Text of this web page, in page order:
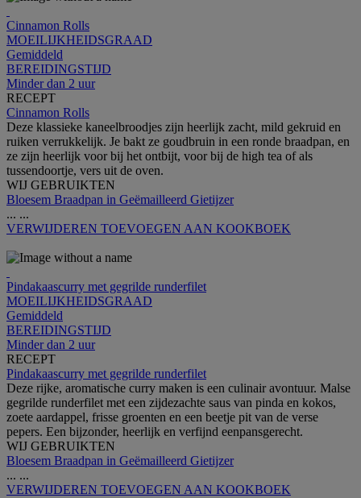
Cinnamon Rolls
MOEILIJKHEIDSGRAAD
Gemiddeld
BEREIDINGSTIJD
Minder dan 2 uur
RECEPT
Cinnamon Rolls
Deze klassieke kaneelbroodjes zijn heerlijk zacht, mild gekruid en
ruiken verrukkelijk. Je bakt ze goudbruin in een ronde braadpan, en
ze zijn heerlijk voor bij het ontbijt, voor bij de high tea of als
tussendoortje, vers uit de oven.
WIJ GEBRUIKTEN
Bloesem Braadpan in Geëmailleerd Gietijzer
... ...
VERWIJDEREN TOEVOEGEN AAN KOOKBOEK
Pindakaascurry met gegrilde runderfilet
MOEILIJKHEIDSGRAAD
Gemiddeld
BEREIDINGSTIJD
Minder dan 2 uur
RECEPT
Pindakaascurry met gegrilde runderfilet
Deze rijke, aromatische curry maken is een culinair avontuur. Malse
gegrilde runderfilet met een zijdezachte saus van pinda en kokos,
zoete aardappel, frisse groenten en een beetje pit van de verse
pepers. Een bijzonder, heerlijk en verfijnd eenpansgerecht.
WIJ GEBRUIKTEN
Bloesem Braadpan in Geëmailleerd Gietijzer
... ...
VERWIJDEREN TOEVOEGEN AAN KOOKBOEK